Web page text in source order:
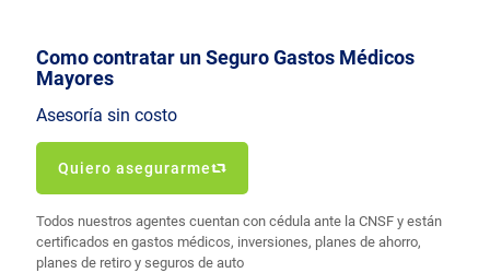
Como contratar un Seguro Gastos Médicos
Mayores
Asesoría sin costo
Quiero asegurarme
Todos nuestros agentes cuentan con cédula ante la CNSF y están
certificados en gastos médicos, inversiones, planes de ahorro,
planes de retiro y seguros de auto